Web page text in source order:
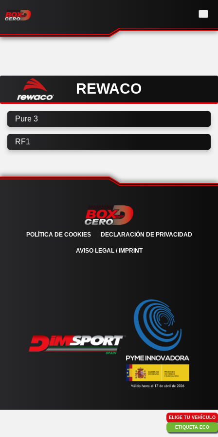
REWACO
Pure 3
RF1
POLÍTICA DE COOKIES DECLARACIÓN DE PRIVACIDAD
AVISO LEGAL / IMPRINT
ELIGE TU VEHÍCULO
ETIQUETA ECO